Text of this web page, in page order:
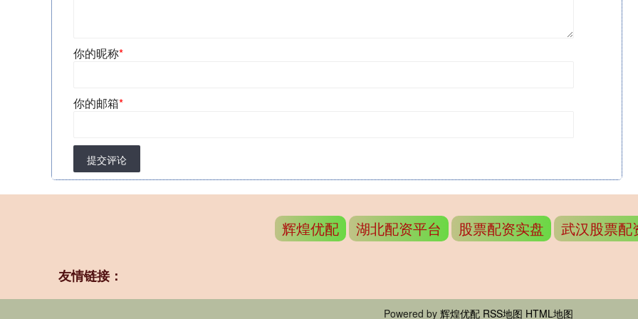
你的昵称*
你的邮箱*
提交评论
辉煌优配 湖北配资平台 股票配资实盘 武汉股票配
友情链接：
Powered by 辉煌优配 RSS地图 HTML地图